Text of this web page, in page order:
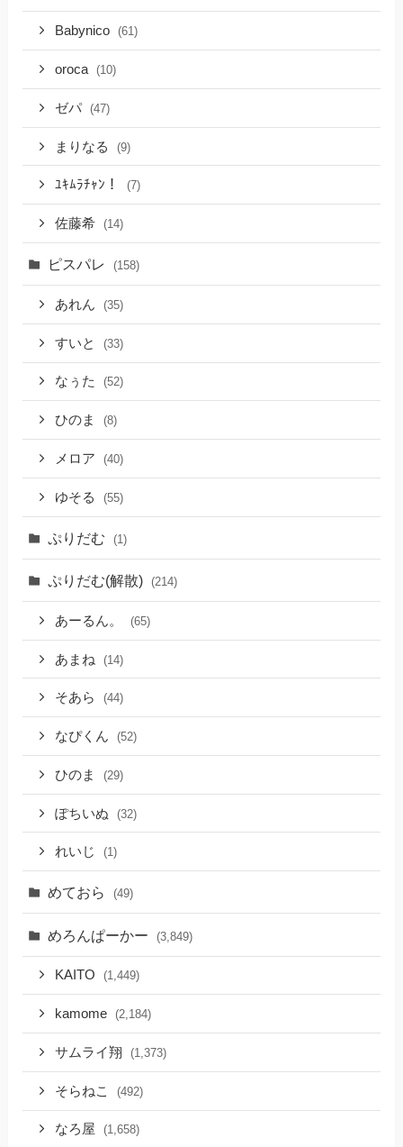
Babynico (61)
oroca (10)
ゼパ (47)
まりなる (9)
ﾕｷﾑﾗﾁｬﾝ！ (7)
佐藤希 (14)
ピスパレ (158)
あれん (35)
すいと (33)
なぅた (52)
ひのま (8)
メロア (40)
ゆそる (55)
ぷりだむ (1)
ぷりだむ(解散) (214)
あーるん。 (65)
あまね (14)
そあら (44)
なぴくん (52)
ひのま (29)
ぽちいぬ (32)
れいじ (1)
めておら (49)
めろんぱーかー (3,849)
KAITO (1,449)
kamome (2,184)
サムライ翔 (1,373)
そらねこ (492)
なろ屋 (1,658)